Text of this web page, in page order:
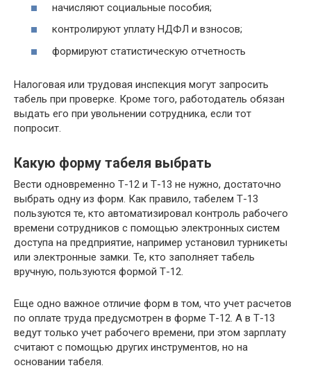
начисляют социальные пособия;
контролируют уплату НДФЛ и взносов;
формируют статистическую отчетность
Налоговая или трудовая инспекция могут запросить
табель при проверке. Кроме того, работодатель обязан
выдать его при увольнении сотрудника, если тот
попросит.
Какую форму табеля выбрать
Вести одновременно Т-12 и Т-13 не нужно, достаточно
выбрать одну из форм. Как правило, табелем Т-13
пользуются те, кто автоматизировал контроль рабочего
времени сотрудников с помощью электронных систем
доступа на предприятие, например установил турникеты
или электронные замки. Те, кто заполняет табель
вручную, пользуются формой Т-12.
Еще одно важное отличие форм в том, что учет расчетов
по оплате труда предусмотрен в форме Т-12. А в Т-13
ведут только учет рабочего времени, при этом зарплату
считают с помощью других инструментов, но на
основании табеля.